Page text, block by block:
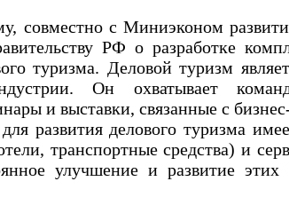
совместно с Миниэконом
РФ о разработке
туризма. Деловой туризм
Он охватывает
и выставки, связанные с
развития делового туризма
транспортные средства) и
улучшение и развитие